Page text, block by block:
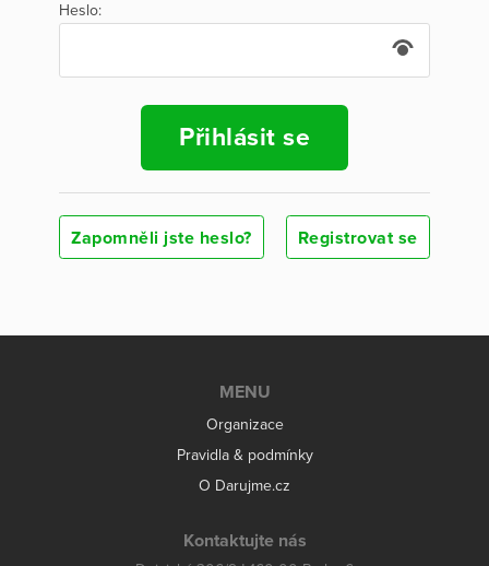
Heslo:
Přihlásit se
Zapomněli jste heslo? Registrovat se
MENU
Organizace
Pravidla & podmínky
O Darujme.cz
Kontaktujte nás